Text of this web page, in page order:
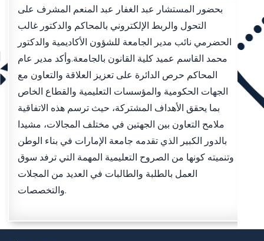
بحضور المستشار عبد الغفار عبد المنعم المشرف على
التحول والربط الإلكتروني بالمحاكم والدكتور غالب
الحضرمي نائب مدير الجامعة للشؤون الأكاديمية والدكتور
محمد القاسم عميد كلية القانون بالجامعة.وأكد مدير عام
المحاكم حرص الدائرة على تعزيز العلاقة والتعاون مع
الجهات الحكومية والمؤسسات التعليمية والقطاع الخاص
بما يحقق الأهداف المشتركة، حيث ترسم هذه الاتفاقية
ملامح التعاون بين الجهتين في مختلف المجالات، مشيدا
بالدور الكبير الذي تقدمه جامعة الإمارات في بناء الوطن
وتنميته كونها من الصروح التعليمية المهمة التي ترفد سوق
العمل بالطلبة والطالبات في العديد من المجلات
والتخصصات.